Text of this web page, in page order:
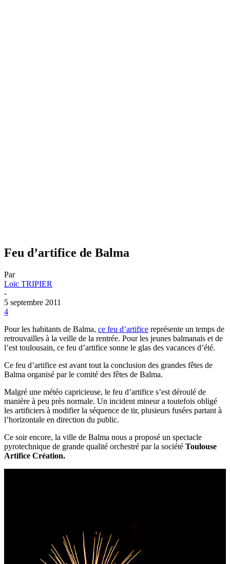
Feu d’artifice de Balma
Par
Loïc TRIPIER
-
5 septembre 2011
4
Pour les habitants de Balma, ce feu d’artifice représente un temps de
retrouvailles à la veille de la rentrée. Pour les jeunes balmanais et de
l’est toulousain, ce feu d’artifice sonne le glas des vacances d’été.
Ce feu d’artifice est avant tout la conclusion des grandes fêtes de
Balma organisé par le comité des fêtes de Balma.
Malgré une météo capricieuse, le feu d’artifice s’est déroulé de
manière à peu près normale. Un incident mineur a toutefois obligé
les artificiers à modifier la séquence de tir, plusieurs fusées partant à
l’horizontale en direction du public.
Ce soir encore, la ville de Balma nous a proposé un spectacle
pyrotechnique de grande qualité orchestré par la société Toulouse
Artifice Création.